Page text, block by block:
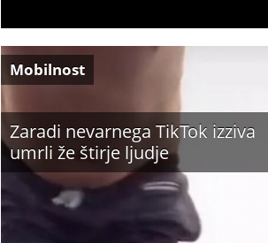
Zaradi nevarnega TikTok izziva
umrli že štirje ljudje
Mobilnost